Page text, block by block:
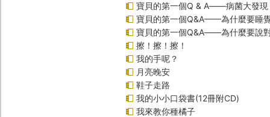
寶貝的第一個Q & A――病菌大發現
寶貝的第一個Q&A——為什麼要睡
寶貝的第一個Q&A――為什麼要說
擦！擦！擦！
我的手呢？
月亮晚安
鞋子走路
我的小小口袋書(12冊附CD)
我來教你種橘子